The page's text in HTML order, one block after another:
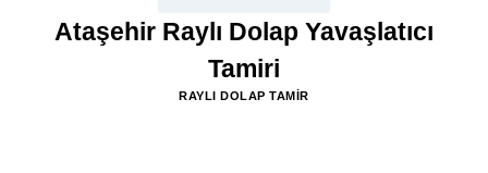
Ataşehir Raylı Dolap Yavaşlatıcı
Tamiri
RAYLI DOLAP TAMIR